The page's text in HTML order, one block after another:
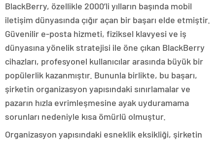
BlackBerry, özellikle 2000’li yılların başında mobil
iletişim dünyasında çığır açan bir başarı elde etmiştir.
Güvenilir e-posta hizmeti, fiziksel klavyesi ve iş
dünyasına yönelik stratejisi ile öne çıkan BlackBerry
cihazları, profesyonel kullanıcılar arasında büyük bir
popülerlik kazanmıştır. Bununla birlikte, bu başarı,
şirketin organizasyon yapısındaki sınırlamalar ve
pazarın hızla evrimleşmesine ayak uyduramama
sorunları nedeniyle kısa ömürlü olmuştur.
Organizasyon yapısındaki esneklik eksikliği, şirketin